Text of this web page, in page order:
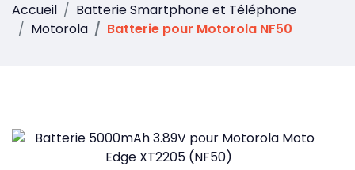
Accueil
Batterie Smartphone et Téléphone
Motorola
Batterie pour Motorola NF50